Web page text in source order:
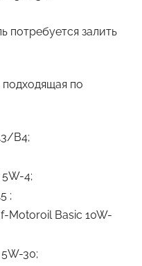
потребуется залить
по
B4;
5W-4;
;
Motoroil Basic 10W-
5W-30;